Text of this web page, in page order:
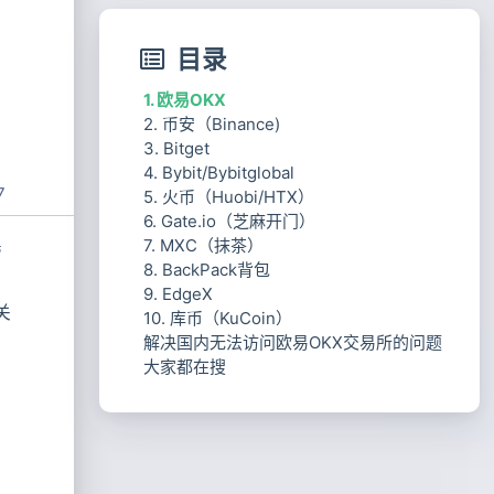
目录
1. 欧易OKX
2. 币安（Binance)
3. Bitget
4. Bybit/Bybitglobal
5. 火币（Huobi/HTX）
6. Gate.io（芝麻开门）
7. MXC（抹茶）
8. BackPack背包
9. EdgeX
10. 库币（KuCoin）
解决国内无法访问欧易OKX交易所的问题
大家都在搜